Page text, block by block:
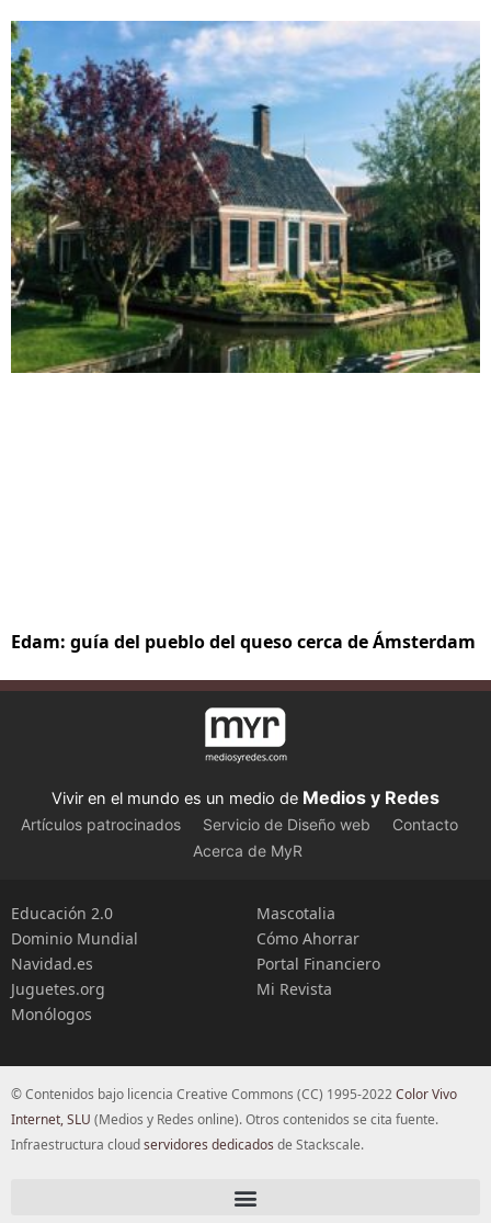
Edam: guía del pueblo del queso cerca de Ámsterdam
Vivir en el mundo es un medio de Medios y Redes
Artículos patrocinados Servicio de Diseño web
Contacto
Acerca de MyR
Educación 2.0
Dominio Mundial
Navidad.es
Juguetes.org
Monólogos
Mascotalia
Cómo Ahorrar
Portal Financiero
Mi Revista
© Contenidos bajo licencia Creative Commons (CC) 1995-2022Color Vivo
Internet, SLU (Medios y Redes online). Otros contenidos se cita fuente.
Infraestructura cloudservidores dedicados de Stackscale.